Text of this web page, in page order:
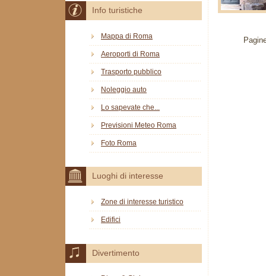
Info turistiche
Mappa di Roma
Aeroporti di Roma
Trasporto pubblico
Noleggio auto
Lo sapevate che...
Previsioni Meteo Roma
Foto Roma
Luoghi di interesse
Zone di interesse turistico
Edifici
Divertimento